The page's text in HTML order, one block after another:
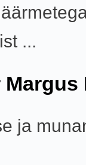
...
Margus
ja